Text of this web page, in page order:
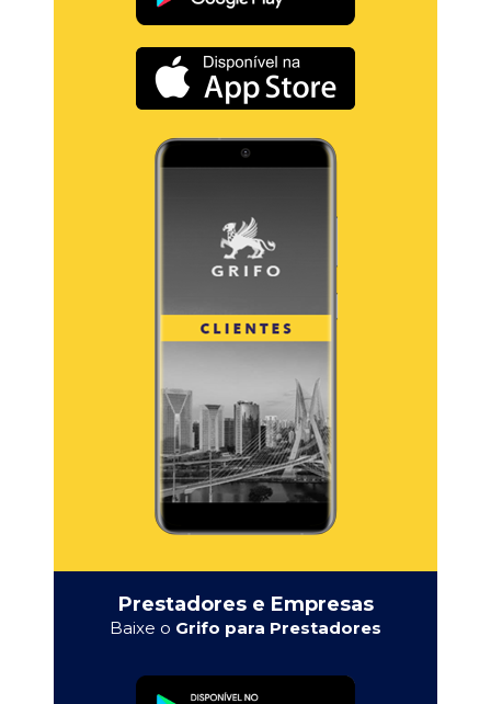
Prestadores e Empresas
Baixe o Grifo para Prestadores